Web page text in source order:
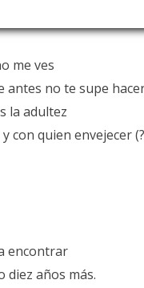
me ves
antes no te supe
la adultez
con quien envejecer
encontrar
diez años más.